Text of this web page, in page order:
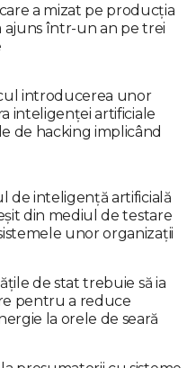
a mizat pe producția
ajuns într-un an pe trei
introducerea unor
inteligenţei artificiale
de hacking implicând
de inteligenţă artificială
din mediul de testare
unor organizaţii
de stat trebuie să ia
pentru a reduce
la orele de seară